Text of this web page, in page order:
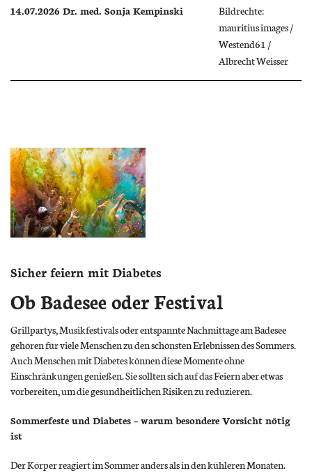
14.07.2026 Dr. med. Sonja Kempinski
Bildrechte:
mauritius images /
Westend61 /
Albrecht Weisser
Sicher feiern mit Diabetes
Ob Badesee oder Festival
Grillpartys, Musikfestivals oder entspannte Nachmittage am Badesee
gehören für viele Menschen zu den schönsten Erlebnissen des Sommers.
Auch Menschen mit Diabetes können diese Momente ohne
Einschränkungen genießen. Sie sollten sich auf das Feiern aber etwas
vorbereiten, um die gesundheitlichen Risiken zu reduzieren.
Sommerfeste und Diabetes – warum besondere Vorsicht nötig
ist
Der Körper reagiert im Sommer anders als in den kühleren Monaten.